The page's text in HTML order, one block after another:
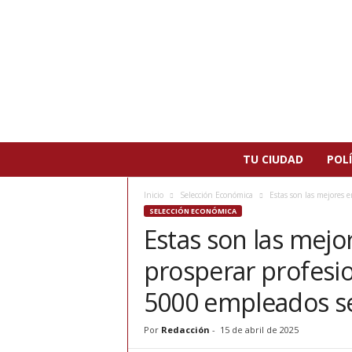
TU CIUDAD
Inicio Selección Económica Estas son las mejores
SELECCIÓN ECONÓMICA
Estas son las
prosperar
5000 empleados
Por Redacción - 15 de abril de 2025